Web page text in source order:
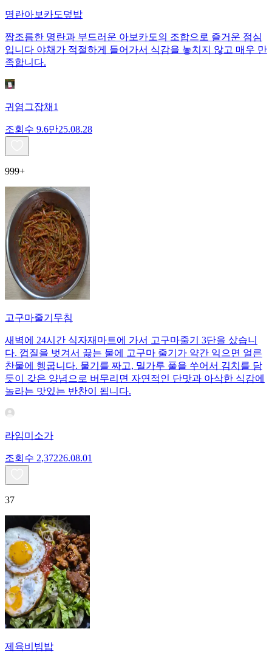
명란아보카도덮밥
짭조름한 명란과 부드러운 아보카도의 조합으로 즐거운 점심
입니다 야채가 적절하게 들어가서 식감을 놓치지 않고 매우 만
족합니다.
귀염그잡채1
조회수 9.6만25.08.28
999+
고구마줄기무침
새벽에 24시간 식자재마트에 가서 고구마줄기 3단을 샀습니
다. 껍질을 벗겨서 끓는 물에 고구마 줄기가 약간 익으면 얼른
찬물에 헹굽니다. 물기를 짜고, 밀가루 풀을 쑤어서 김치를 담
듯이 갖은 양념으로 버무리면 자연적인 단맛과 아삭한 식감에
놀라는 맛있는 반찬이 됩니다.
라임미소가
조회수 2,37226.08.01
37
제육비빔밥